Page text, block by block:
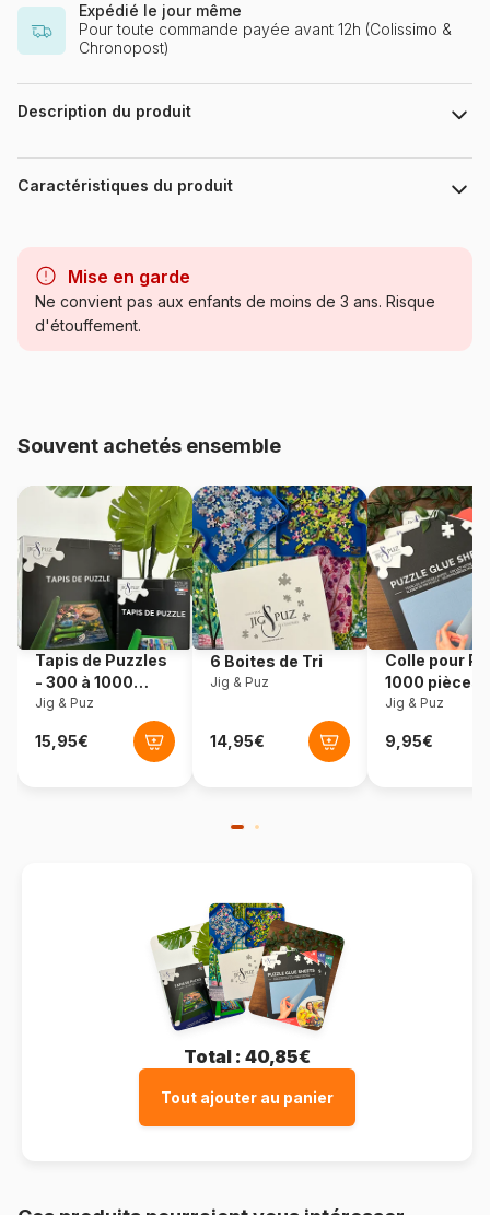
Expédié le jour même
Pour toute commande payée avant 12h (Colissimo &
Chronopost)
Description du produit
Puzzle 1000 Teile Puzzlefläche : ca. 67 x 49 cm
Caractéristiques du produit
Catégorie Puzzles - Art
Référence Eurographics-6000-6059
EAN 628136660594
Nombre de pièces 1000 pièces
Dimensions 67 x 49 cm
Matière primaire
Mise en garde
Ne convient pas aux enfants de moins de 3 ans. Risque
d'étouffement.
Souvent achetés ensemble
Tapis de Puzzles
- 300 à 1000
pièces
Jig & Puz
6 Boites de Tri
Jig & Puz
Colle pour
1000 pièces
Jig & Puz
Total : 40,85€
Tout ajouter au panier